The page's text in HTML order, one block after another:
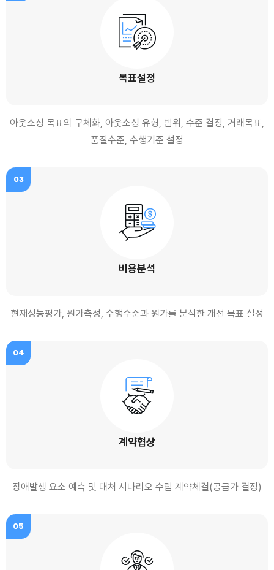
목표설정
아웃소싱 목표의 구체화, 아웃소싱 유형, 범위, 수준 결정, 거래목표,
품질수준, 수행기준 설정
03
비용분석
현재성능평가, 원가측정, 수행수준과 원가를 분석한 개선 목표 설정
04
계약협상
장애발생 요소 예측 및 대처 시나리오 수립 계약체결(공급가 결정)
05